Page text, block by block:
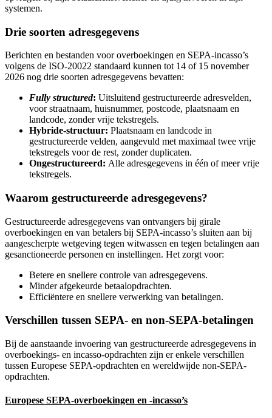
systemen.
Drie soorten adresgegevens
Berichten en bestanden voor overboekingen en SEPA-incasso’s
volgens de ISO-20022 standaard kunnen tot 14 of 15 november
2026 nog drie soorten adresgegevens bevatten:
Fully structured: Uitsluitend gestructureerde adresvelden,
voor straatnaam, huisnummer, postcode, plaatsnaam en
landcode, zonder vrije tekstregels.
Hybride-structuur: Plaatsnaam en landcode in
gestructureerde velden, aangevuld met maximaal twee vrije
tekstregels voor de rest, zonder duplicaten.
Ongestructureerd: Alle adresgegevens in één of meer vrije
tekstregels.
Waarom gestructureerde adresgegevens?
Gestructureerde adresgegevens van ontvangers bij girale
overboekingen en van betalers bij SEPA-incasso’s sluiten aan bij
aangescherpte wetgeving tegen witwassen en tegen betalingen aan
gesanctioneerde personen en instellingen. Het zorgt voor:
Betere en snellere controle van adresgegevens.
Minder afgekeurde betaalopdrachten.
Efficiëntere en snellere verwerking van betalingen.
Verschillen tussen SEPA- en non-SEPA-betalingen
Bij de aanstaande invoering van gestructureerde adresgegevens in
overboekings- en incasso-opdrachten zijn er enkele verschillen
tussen Europese SEPA-opdrachten en wereldwijde non-SEPA-
opdrachten.
Europese SEPA-overboekingen en -incasso’s